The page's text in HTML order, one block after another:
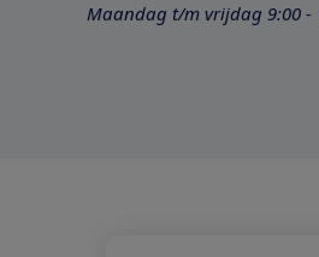
Maandag t/m vrijdag 9:00 -